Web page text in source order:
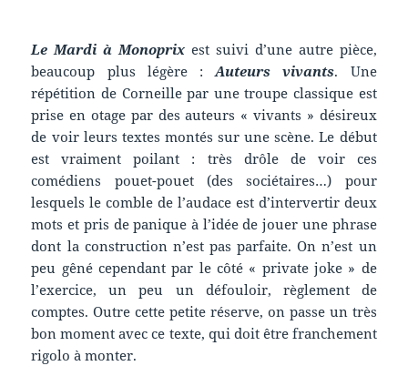
Le Mardi à Monoprix est suivi d’une autre pièce,
beaucoup plus légère :Auteurs vivants. Une
répétition de Corneille par une troupe classique est
prise en otage par des auteurs « vivants » désireux
de voir leurs textes montés sur une scène. Le début
est vraiment poilant : très drôle de voir ces
comédiens pouet-pouet (des sociétaires…) pour
lesquels le comble de l’audace est d’intervertir deux
mots et pris de panique à l’idée de jouer une phrase
dont la construction n’est pas parfaite. On n’est un
peu gêné cependant par le côté « private joke » de
l’exercice, un peu un défouloir, règlement de
comptes. Outre cette petite réserve, on passe un très
bon moment avec ce texte, qui doit être franchement
rigolo à monter.